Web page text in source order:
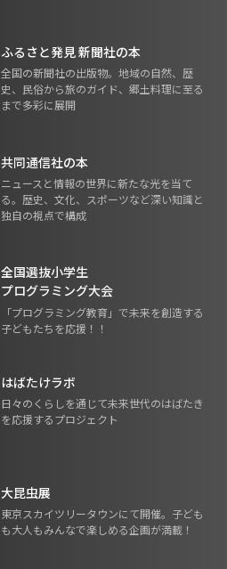
ふるさと発見 新聞社の本
全国の新聞社の出版物。地域の自然、歴
史、民俗から旅のガイド、郷土料理に至る
まで多彩に展開
共同通信社の本
ニュースと情報の世界に新たな光を当て
る。歴史、文化、スポーツなど深い知識と
独自の視点で構成
全国選抜小学生
プログラミング大会
「プログラミング教育」で未来を創造する
子どもたちを応援！！
はばたけラボ
日々のくらしを通じて未来世代のはばたき
を応援するプロジェクト
大昆虫展
東京スカイツリータウンにて開催。子ども
も大人もみんなで楽しめる企画が満載！